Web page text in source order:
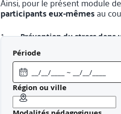
participants eux-mêmesau
1.Prévention du stress dans
2.Soutien après un projet
3.Identification des signaux
Exemples d’outilstransmis lors
Période
Région ou ville